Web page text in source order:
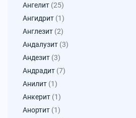
Ангелит (25)
Ангидрит (1)
Англезит (2)
Андалузит (3)
Андезит (3)
Андрадит (7)
Анилит (1)
Анкерит (1)
Анортит (1)